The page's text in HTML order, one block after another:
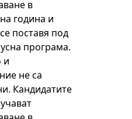
в
година и
поставя под
програма.
и
не са
Кандидатите